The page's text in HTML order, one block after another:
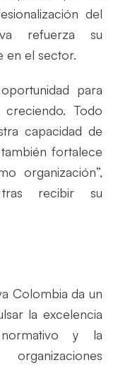
del
refuerza su
en el sector.
para
Todo
capacidad de
fortalece
organización”,
recibir su
Colombia da un
la excelencia
y la